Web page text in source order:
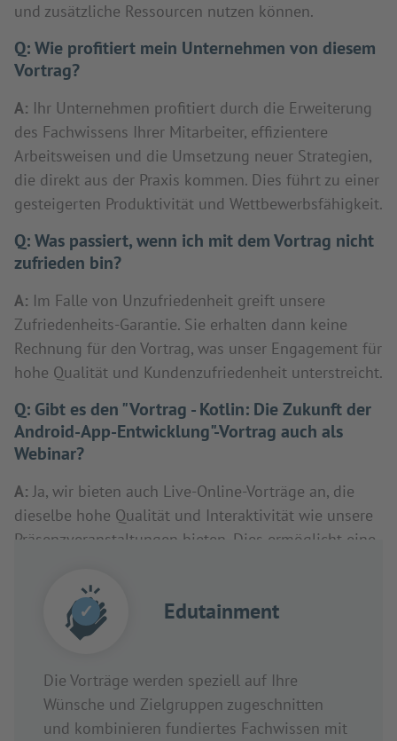
und zusätzliche Ressourcen nutzen können.
Q:Wie profitiert mein Unternehmen von diesem
Vortrag?
A: Ihr Unternehmen profitiert durch die Erweiterung
des Fachwissens Ihrer Mitarbeiter, effizientere
Arbeitsweisen und die Umsetzung neuer Strategien,
die direkt aus der Praxis kommen. Dies führt zu einer
gesteigerten Produktivität und Wettbewerbsfähigkeit.
Q:Was passiert, wenn ich mit dem Vortrag nicht
zufrieden bin?
A: Im Falle von Unzufriedenheit greift unsere
Zufriedenheits-Garantie. Sie erhalten dann keine
Rechnung für den Vortrag, was unser Engagement für
hohe Qualität und Kundenzufriedenheit unterstreicht.
Q: Gibt es den "Vortrag - Kotlin: Die Zukunft der
Android-App-Entwicklung"-Vortrag auch als
Webinar?
A: Ja, wir bieten auch Live-Online-Vorträge an, die
dieselbe hohe Qualität und Interaktivität wie unsere
Präsenzveranstaltungen bieten. Dies ermöglicht eine
✓ Edutainment
Die Vorträge werden speziell auf Ihre
Wünsche und Zielgruppen zugeschnitten
und kombinieren fundiertes Fachwissen mit